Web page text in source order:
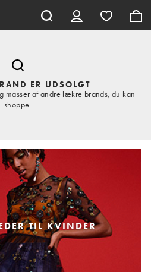
ER UDSOLGT
masser af andre lækre brands, du kan
shoppe.
TIL KVINDER